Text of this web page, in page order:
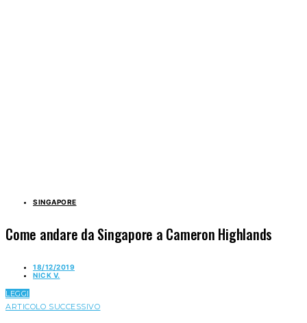
SINGAPORE
Come andare da Singapore a Cameron Highlands
18/12/2019
NICK V.
LEGGI
ARTICOLO SUCCESSIVO